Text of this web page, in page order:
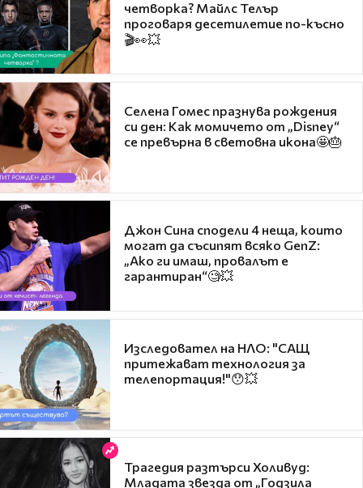
четворка? Майлс Телър
проговаря десетилетие по-късно
🎬👀💥
Селена Гомес празнува рождения
си ден: Как момичето от „Disney“
се превърна в световна икона🤩🎂
Джон Сина сподели 4 неща, които
могат да съсипят всяко GenZ:
„Ако ги имаш, провалът е
гарантиран“🧐💥
Изследовател на НЛО: "САЩ
притежават технология за
телепортация!"😯💥
Трагедия разтърси Холивуд:
Младата звезда от „Годзила